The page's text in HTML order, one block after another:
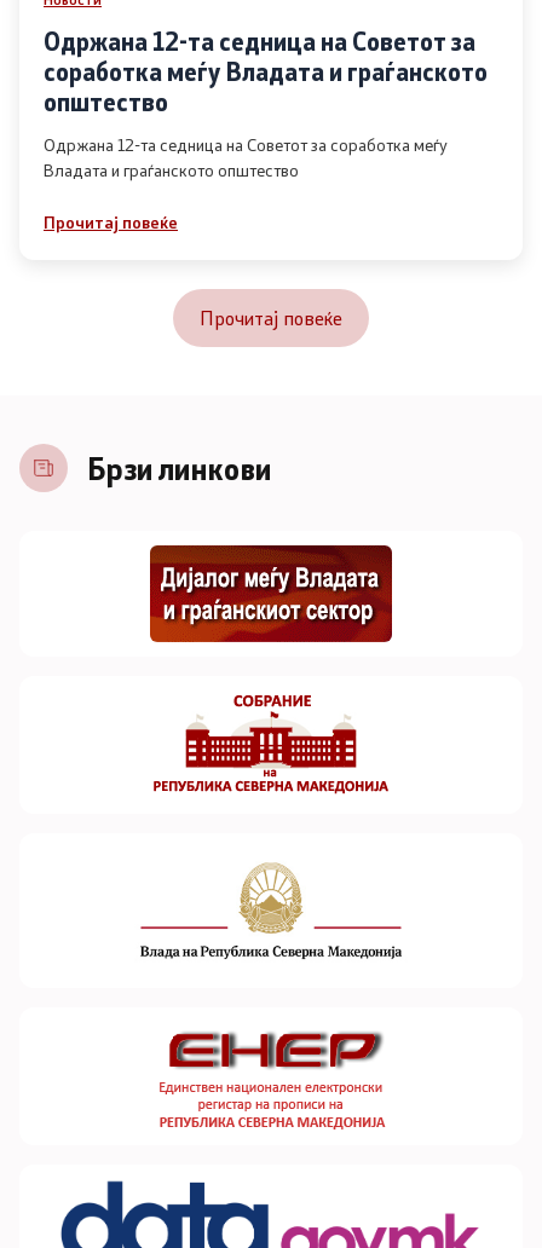
Одржана 12-та седница на Советот за
соработка меѓу Владата и граѓанското
општество
Одржана 12-та седница на Советот за соработка меѓу
Владата и граѓанското општество
Прочитај повеќе
Прочитај повеќе
Брзи линкови